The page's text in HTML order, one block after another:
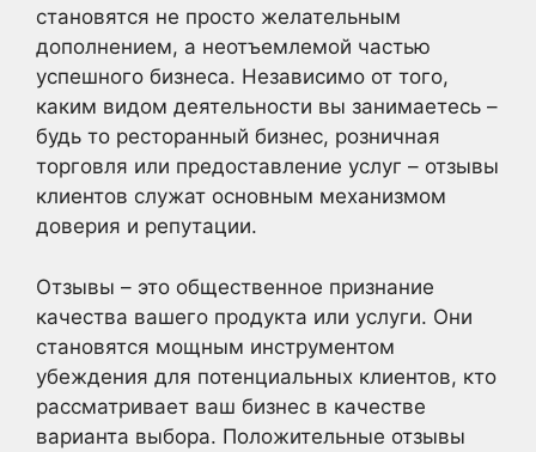
становятся не просто желательным
дополнением, а неотъемлемой частью
успешного бизнеса. Независимо от того,
каким видом деятельности вы занимаетесь –
будь то ресторанный бизнес, розничная
торговля или предоставление услуг – отзывы
клиентов служат основным механизмом
доверия и репутации.
Отзывы – это общественное признание
качества вашего продукта или услуги. Они
становятся мощным инструментом
убеждения для потенциальных клиентов, кто
рассматривает ваш бизнес в качестве
варианта выбора. Положительные отзывы